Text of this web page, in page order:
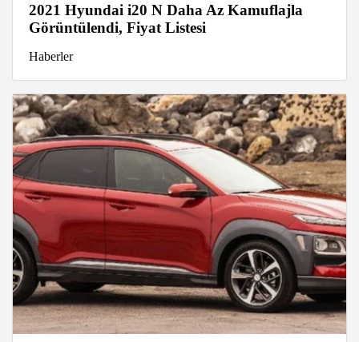
2021 Hyundai i20 N Daha Az Kamuflajla
Görüntülendi, Fiyat Listesi
Haberler